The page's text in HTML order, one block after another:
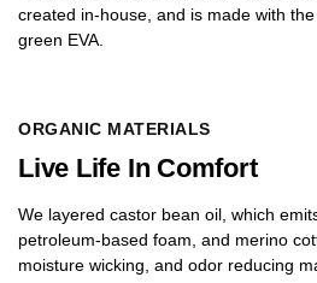
created in-house, and is made with
green EVA.
ORGANIC MATERIALS
Live Life In Comfort
We layered castor bean oil, which
petroleum-based foam, and merino
moisture wicking, and odor reducing